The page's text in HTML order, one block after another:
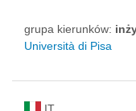
grupa kierunków:
Università di Pisa